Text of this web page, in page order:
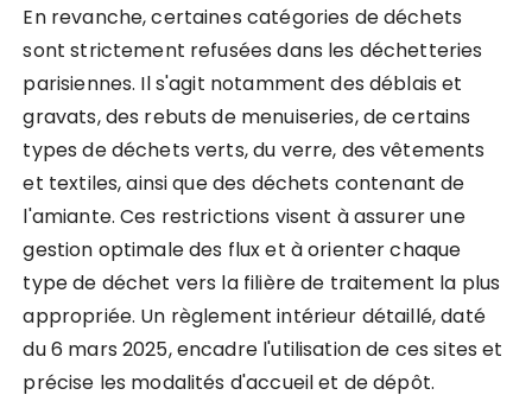
En revanche, certaines catégories de déchets
sont strictement refusées dans les déchetteries
parisiennes. Il s'agit notamment des déblais et
gravats, des rebuts de menuiseries, de certains
types de déchets verts, du verre, des vêtements
et textiles, ainsi que des déchets contenant de
l'amiante. Ces restrictions visent à assurer une
gestion optimale des flux et à orienter chaque
type de déchet vers la filière de traitement la plus
appropriée. Un règlement intérieur détaillé, daté
du 6 mars 2025, encadre l'utilisation de ces sites et
précise les modalités d'accueil et de dépôt.